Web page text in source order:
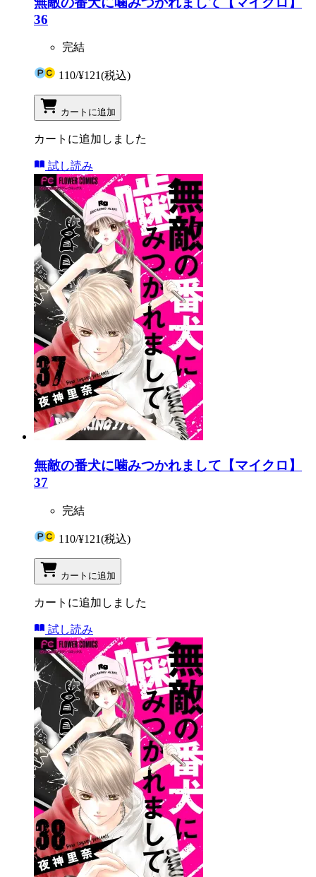
36
完結
110/¥121(税込)
カートに追加
カートに追加しました
試し読み
無敵の番犬に噛みつかれまして【マイクロ】
37
完結
110/¥121(税込)
カートに追加
カートに追加しました
試し読み